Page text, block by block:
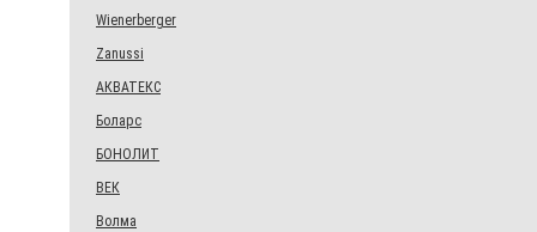
Wienerberger
Zanussi
АКВАТЕКС
Боларс
БОНОЛИТ
ВЕК
Волма